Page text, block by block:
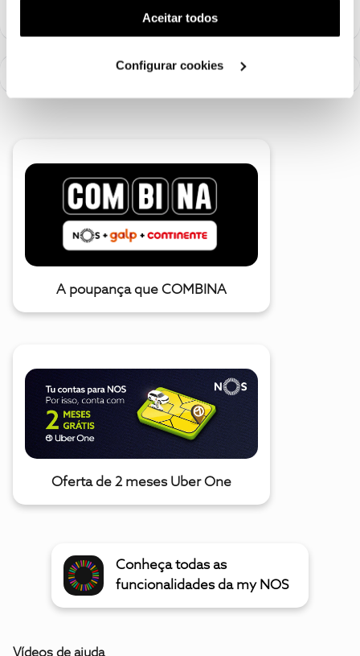
(cookies de publicidade personalizada). Pode gerir a
utilização dos cookies clicando em "Configurar
Aceitar todos
Configurar cookies
A poupança que COMBINA
Oferta de 2 meses Uber One
Conheça todas as
funcionalidades da my NOS
Vídeos de ajuda